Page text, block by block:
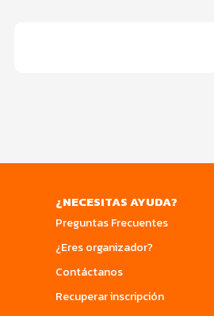
¿NECESITAS AYUDA?
Preguntas Frecuentes
¿Eres organizador?
Contáctanos
Recuperar inscripción